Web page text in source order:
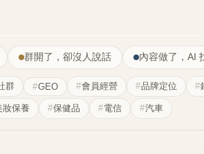
群開了，卻沒人說話 內容做了，AI
群 GEO 會員經營 品牌定位
妝保養 保健品 電信 汽車